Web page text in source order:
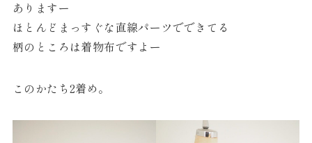
ありますー
ほとんどまっすぐな直線パーツでできてる
柄のところは着物布ですよー
このかたち2着め。